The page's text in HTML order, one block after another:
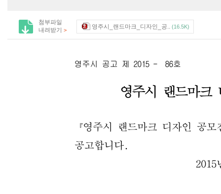
첨부파일
내려받기 > 영주시_랜드마크_디자인_공.. (16.5K)